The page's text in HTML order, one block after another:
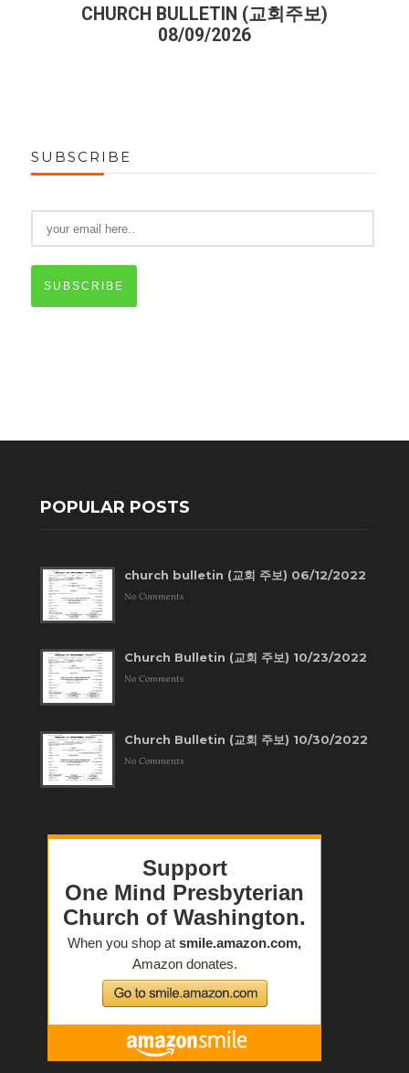
CHURCH BULLETIN (교회주보)
08/09/2026
SUBSCRIBE
SUBSCRIBE
POPULAR POSTS
church bulletin (교회 주보) 06/12/2022
No Comments
Church Bulletin (교회 주보) 10/23/2022
No Comments
Church Bulletin (교회 주보) 10/30/2022
No Comments